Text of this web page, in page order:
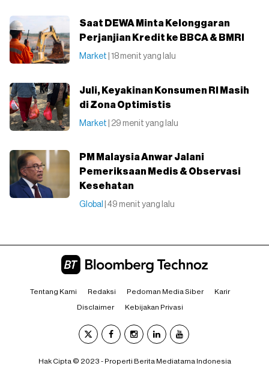
Saat DEWA Minta Kelonggaran
Perjanjian Kredit ke BBCA & BMRI
Market | 18 menit yang lalu
Juli, Keyakinan Konsumen RI Masih
di Zona Optimistis
Market | 29 menit yang lalu
PM Malaysia Anwar Jalani
Pemeriksaan Medis & Observasi
Kesehatan
Global | 49 menit yang lalu
Tentang Kami Redaksi Pedoman Media Siber Karir
Disclaimer Kebijakan Privasi
Hak Cipta © 2023 - Properti Berita Mediatama Indonesia